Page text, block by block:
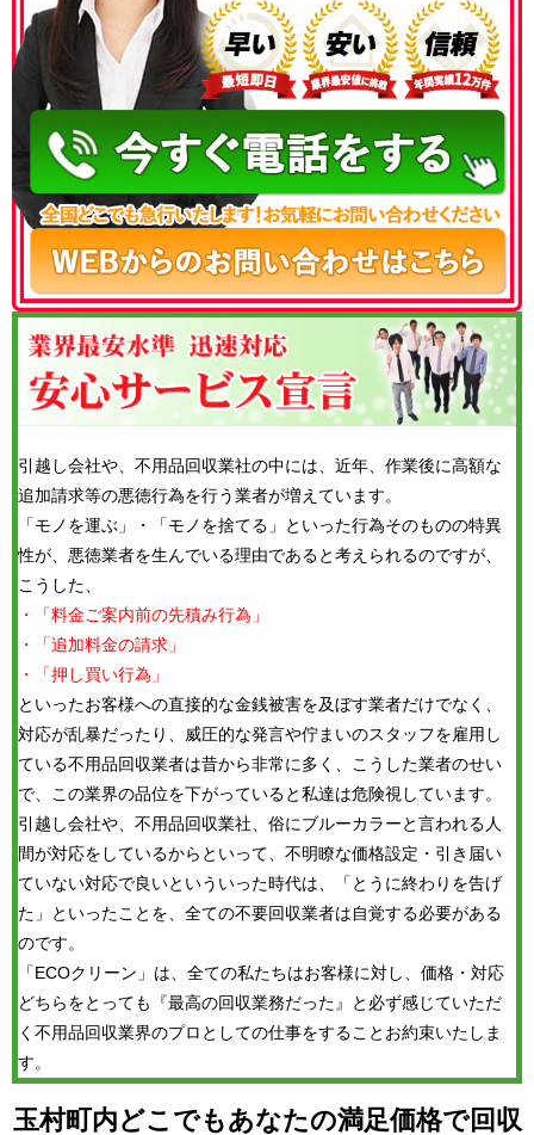
050-3186-4780
引越し会社や、不用品回収業社の中には、近年、作業後に高額な
追加請求等の悪徳行為を行う業者が増えています。
「モノを運ぶ」・「モノを捨てる」といった行為そのものの特異
性が、悪徳業者を生んでいる理由であると考えられるのですが、
こうした、
・「料金ご案内前の先積み行為」
・「追加料金の請求」
・「押し買い行為」
といったお客様への直接的な金銭被害を及ぼす業者だけでなく、
対応が乱暴だったり、威圧的な発言や佇まいのスタッフを雇用し
ている不用品回収業者は昔から非常に多く、こうした業者のせい
で、この業界の品位を下がっていると私達は危険視しています。
引越し会社や、不用品回収業社、俗にブルーカラーと言われる人
間が対応をしているからといって、不明瞭な価格設定・引き届い
ていない対応で良いといういった時代は、「とうに終わりを告げ
た」といったことを、全ての不要回収業者は自覚する必要がある
のです。
「ECOクリーン」は、全ての私たちはお客様に対し、価格・対応
どちらをとっても『最高の回収業務だった』と必ず感じていただ
く不用品回収業界のプロとしての仕事をすることお約束いたしま
す。
玉村町内どこでもあなたの満足価格で回収